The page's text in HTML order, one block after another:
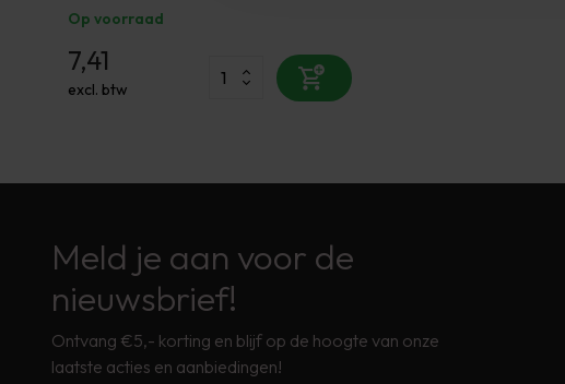
Op voorraad
7,41
excl. btw
Meld je aan voor de
nieuwsbrief!
Ontvang €5,- korting en blijf op de hoogte van onze
laatste acties en aanbiedingen!